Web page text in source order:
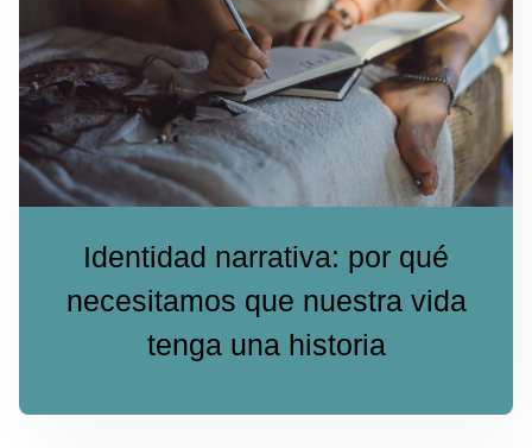
Identidad narrativa: por qué
necesitamos que nuestra vida
tenga una historia